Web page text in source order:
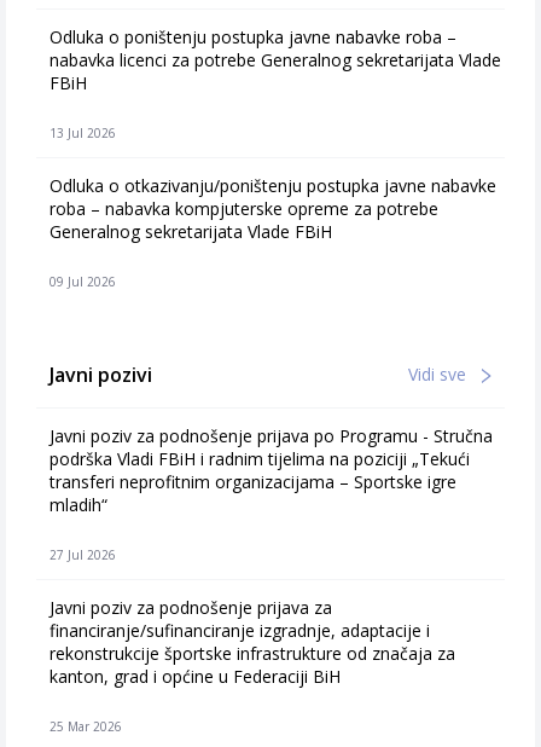
Odluka o poništenju postupka javne nabavke roba –
nabavka licenci za potrebe Generalnog sekretarijata Vlade
FBiH
13 Jul 2026
Odluka o otkazivanju/poništenju postupka javne nabavke
roba – nabavka kompjuterske opreme za potrebe
Generalnog sekretarijata Vlade FBiH
09 Jul 2026
Javni pozivi Vidi sve
Javni poziv za podnošenje prijava po Programu - Stručna
podrška Vladi FBiH i radnim tijelima na poziciji „Tekući
transferi neprofitnim organizacijama – Sportske igre
mladih“
27 Jul 2026
Javni poziv za podnošenje prijava za
financiranje/sufinanciranje izgradnje, adaptacije i
rekonstrukcije športske infrastrukture od značaja za
kanton, grad i općine u Federaciji BiH
25 Mar 2026